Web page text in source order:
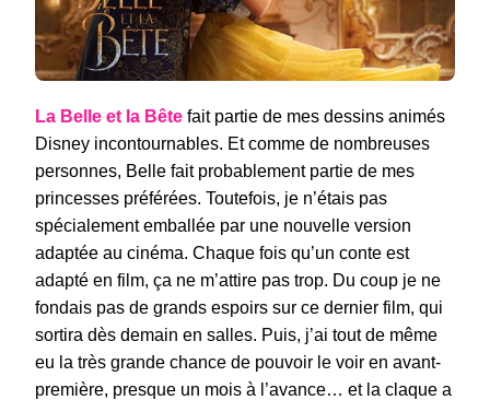
La Belle et la Bête fait partie de mes dessins animés
Disney incontournables. Et comme de nombreuses
personnes, Belle fait probablement partie de mes
princesses préférées. Toutefois, je n’étais pas
spécialement emballée par une nouvelle version
adaptée au cinéma. Chaque fois qu’un conte est
adapté en film, ça ne m’attire pas trop. Du coup je ne
fondais pas de grands espoirs sur ce dernier film, qui
sortira dès demain en salles. Puis, j’ai tout de même
eu la très grande chance de pouvoir le voir en avant-
première, presque un mois à l’avance… et la claque a